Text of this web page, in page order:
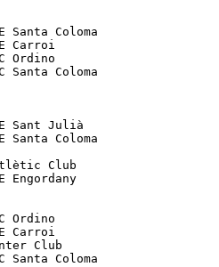
Santa Coloma
0 CE Carroi
1 FC Ordino
Santa Coloma
Sant Julià
Santa Coloma
Atlètic Club
UE Engordany
FC Ordino
1 CE Carroi
3 Inter Club
Santa Coloma